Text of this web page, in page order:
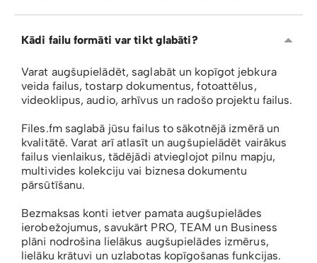
Kādi failu formāti var tikt glabāti?
Varat augšupielādēt, saglabāt un kopīgot jebkura
veida failus, tostarp dokumentus, fotoattēlus,
videoklipus, audio, arhīvus un radošo projektu failus.
Files.fm saglabā jūsu failus to sākotnējā izmērā un
kvalitātē. Varat arī atlasīt un augšupielādēt vairākus
failus vienlaikus, tādējādi atvieglojot pilnu mapju,
multivides kolekciju vai biznesa dokumentu
pārsūtīšanu.
Bezmaksas konti ietver pamata augšupielādes
ierobežojumus, savukārt PRO, TEAM un Business
plāni nodrošina lielākus augšupielādes izmērus,
lielāku krātuvi un uzlabotas kopīgošanas funkcijas.